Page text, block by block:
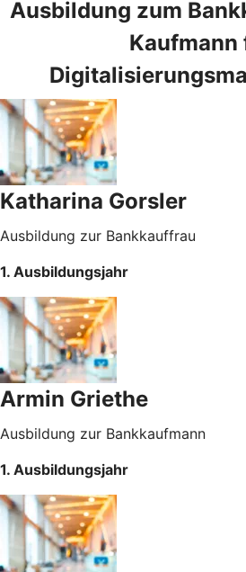
Ausbildung zum
Kaufmann
Katharina Gorsler
Ausbildung zur Bankkauffrau
1. Ausbildungsjahr
Armin Griethe
Ausbildung zur Bankkaufmann
1. Ausbildungsjahr